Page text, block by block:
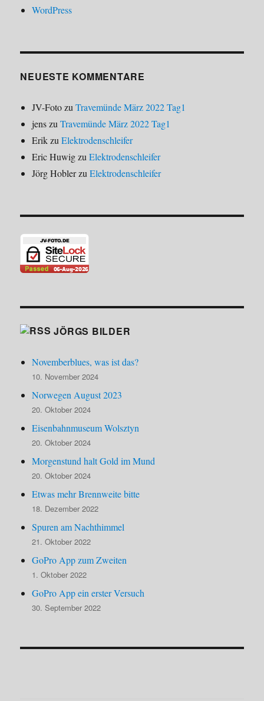
WordPress
NEUESTE KOMMENTARE
JV-FotozuTravemünde März 2022 Tag1
jenszuTravemünde März 2022 Tag1
ErikzuElektrodenschleifer
Eric HuwigzuElektrodenschleifer
Jörg HoblerzuElektrodenschleifer
JÖRGS BILDER
Novemberblues, was ist das?
10. November 2024
Norwegen August 2023
20. Oktober 2024
Eisenbahnmuseum Wolsztyn
20. Oktober 2024
Morgenstund halt Gold im Mund
20. Oktober 2024
Etwas mehr Brennweite bitte
18. Dezember 2022
Spuren am Nachthimmel
21. Oktober 2022
GoPro App zum Zweiten
1. Oktober 2022
GoPro App ein erster Versuch
30. September 2022